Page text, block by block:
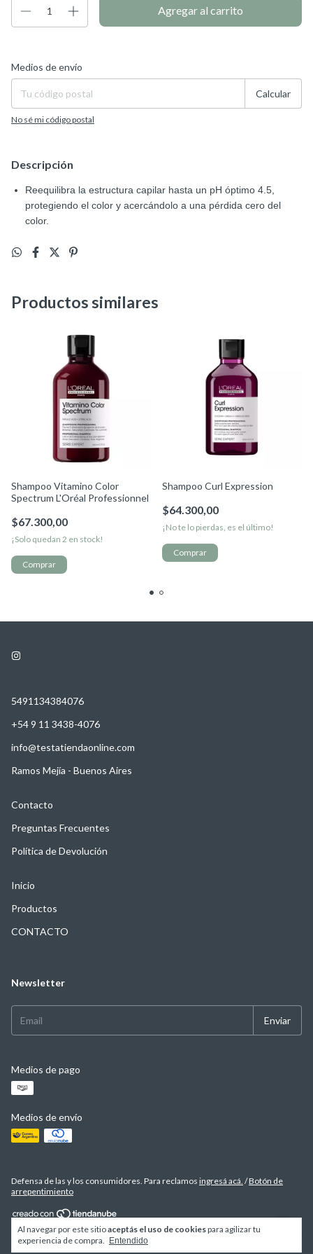
Al navegar por este sitioaceptás el uso de cookiespara agilizar tu
experiencia de compra.
Entendido
Entregas para el CP:
Medios de envío
Calcular
No sé mi código postal
Descripción
Reequilibra la estructura capilar hasta un pH óptimo 4.5,
protegiendo el color y acercándolo a una pérdida cero del
color.
Productos similares
Shampoo Vitamino Color
Spectrum L'Oréal Professionnel
$67.300,00
¡Solo quedan 2 en stock!
Shampoo Curl Expression
$64.300,00
¡No te lo pierdas, es el último!
5491134384076
+54 9 11 3438-4076
info@testatiendaonline.com
Ramos Mejía - Buenos Aires
Contacto
Preguntas Frecuentes
Política de Devolución
Inicio
Productos
CONTACTO
Newsletter
Medios de pago
Medios de envío
Defensa de las y los consumidores. Para reclamos ingresá acá. /Botón de
arrepentimiento
Copyright TESTA TIENDA ONLINE - 2026. Todos los derechos reservados.